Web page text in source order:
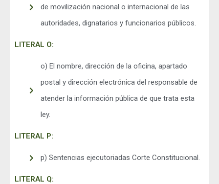
de movilización nacional o internacional de las
autoridades, dignatarios y funcionarios públicos.
LITERAL O:
o) El nombre, dirección de la oficina, apartado
postal y dirección electrónica del responsable de
atender la información pública de que trata esta
ley.
LITERAL P:
p) Sentencias ejecutoriadas Corte Constitucional.
LITERAL Q: